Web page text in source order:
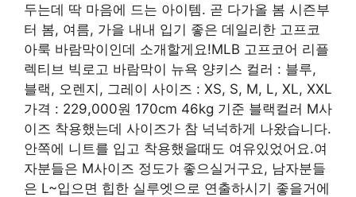
두는데 딱 마음에 드는 아이템. 곧 다가올 봄 시즌부
터 봄, 여름, 가을 내내 입기 좋은 데일리한 고프코
아룩 바람막이인데 소개할게요!MLB 고프코어 리플
렉티브 빅로고 바람막이 뉴욕 양키스 컬러 : 블루,
블랙, 오렌지, 그레이 사이즈 : XS, S, M, L, XL, XXL
가격 : 229,000원 170cm 46kg 기준 블랙컬러 M사
이즈 착용했는데 사이즈가 참 넉넉하게 나왔습니다.
안쪽에 니트를 입고 착용했을때도 여유있었어요.여
자분들은 M사이즈 정도가 좋으실거구요, 남자분들
은 L~입으면 힙한 실루엣으로 연출하시기 좋을거에